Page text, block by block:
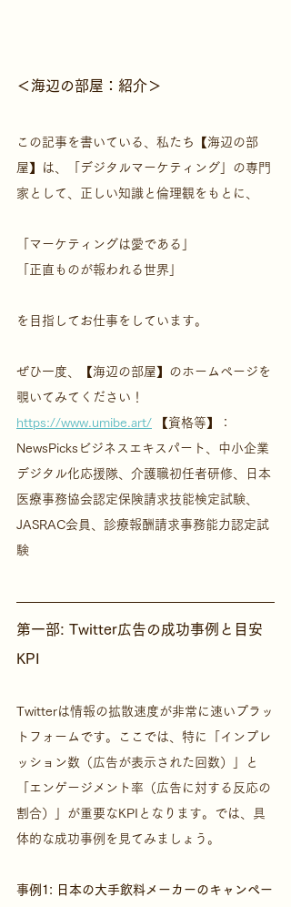
＜海辺の部屋：紹介＞
この記事を書いている、私たち【海辺の部
屋】は、「デジタルマーケティング」の専門
家として、正しい知識と倫理観をもとに、
「マーケティングは愛である」
「正直ものが報われる世界」
を目指してお仕事をしています。
ぜひ一度、【海辺の部屋】のホームページを
覗いてみてください！
https://www.umibe.art/ 【資格等】：
NewsPicksビジネスエキスパート、中小企業
デジタル化応援隊、介護職初任者研修、日本
医療事務協会認定保険請求技能検定試験、
JASRAC会員、診療報酬請求事務能力認定試
験
第一部: Twitter広告の成功事例と目安
KPI
Twitterは情報の拡散速度が非常に速いプラッ
トフォームです。ここでは、特に「インプレ
ッション数（広告が表示された回数）」と
「エンゲージメント率（広告に対する反応の
割合）」が重要なKPIとなります。では、具
体的な成功事例を見てみましょう。
事例1: 日本の大手飲料メーカーのキャンペー